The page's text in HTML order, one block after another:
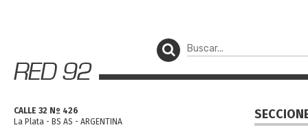
CALLE 32 Nº 426
La Plata - BS AS - ARGENTINA